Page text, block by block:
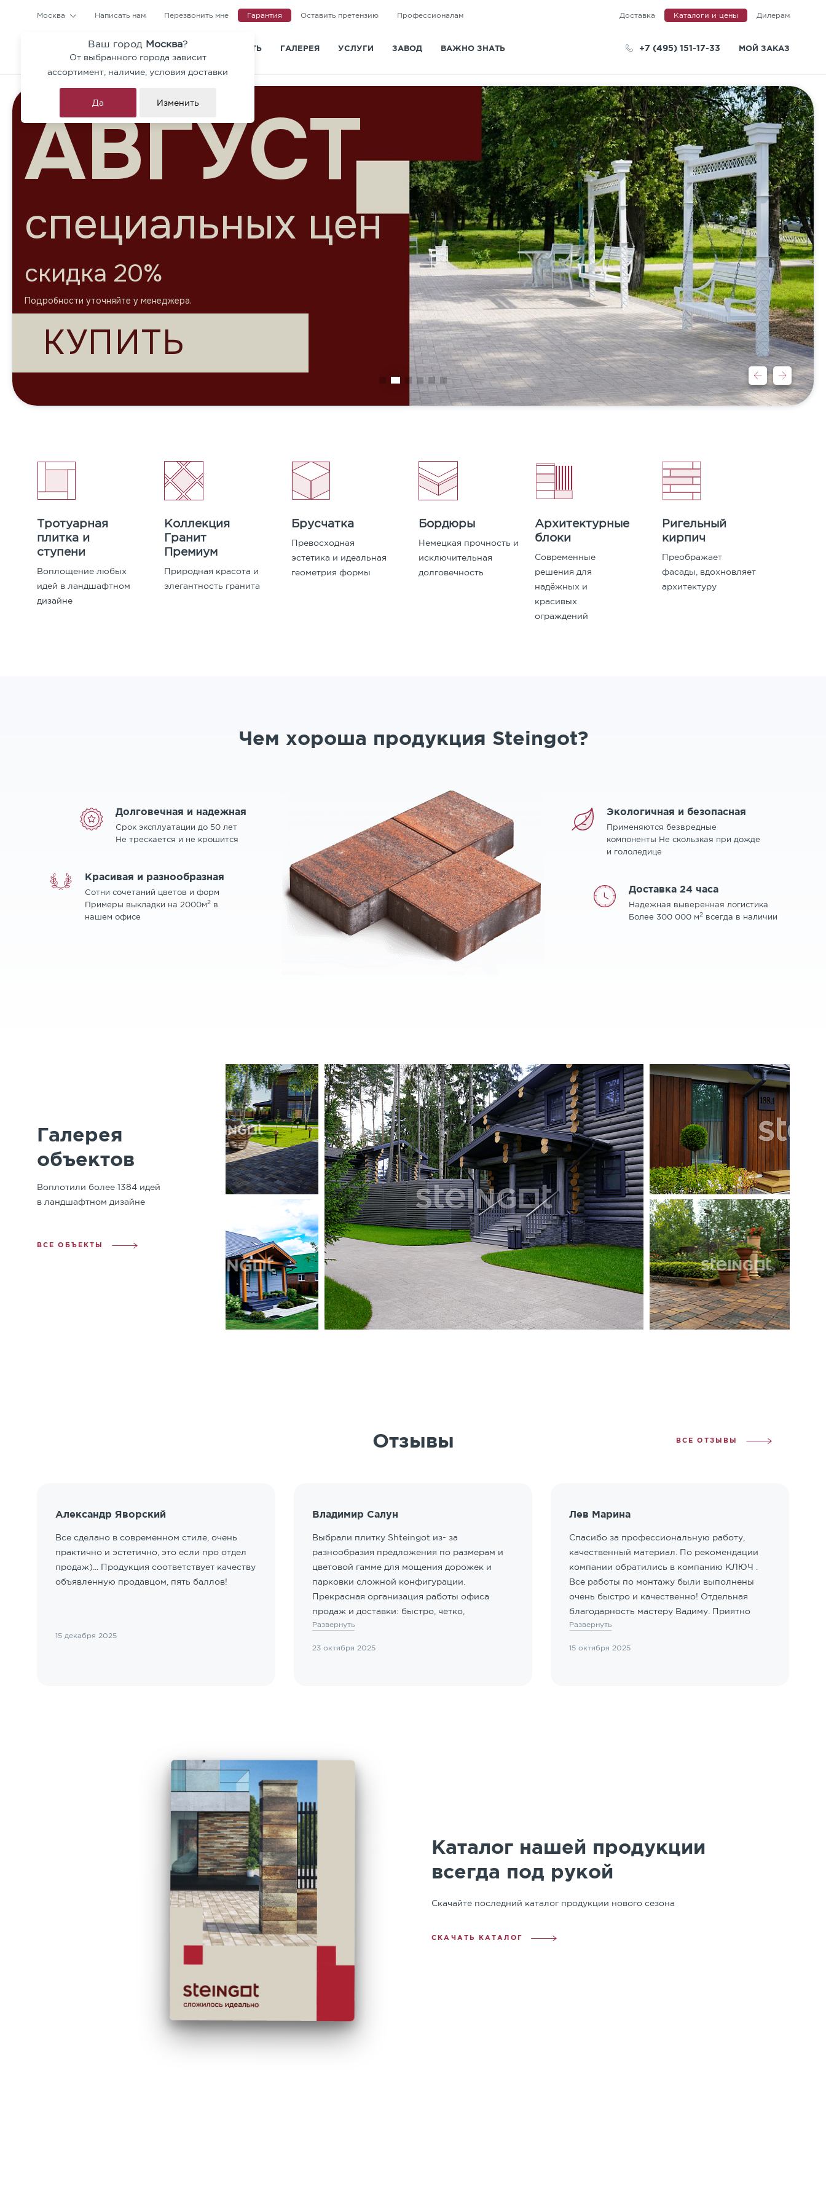
Ваш город Москва?
От выбранного города зависит
ассортимент, наличие, условия доставки
Да Изменить
Москва Написать нам Перезвонить мне Гарантия Оставить претензию Профессионалам Доставка Каталоги и цены Дилерам
КАТАЛОГ
Тротуарная плитка и ступени
Коллекция Гранит Премиум
Брусчатка
Архитектурные блоки
ГДЕ КУПИТЬ ГАЛЕРЕЯ УСЛУГИ
Дизайн-проект мощения
ЗАВОД
Политика конфиденциальности
Контакты
Санкт-Петербург
Казань
Карта сайта
ВАЖНО ЗНАТЬ
Вопросы и ответы
Информация для покупателей
ГОСТ и СТО
+7 (495) 151-17-33 МОЙ ЗАКАЗ
СКИДКА
до 30% на моноцвета
Тротуарная
плитка и
ступени
Воплощение любых
идей в ландшафтном
дизайне
Коллекция
Гранит
Премиум
Природная красота и
элегантность гранита
Брусчатка
Превосходная
эстетика и идеальная
геометрия формы
Бордюры
Немецкая прочность и
исключительная
долговечность
Архитектурные
блоки
Современные
решения для
надёжных и
красивых
ограждений
Ригельный
кирпич
Преображает
фасады, вдохновляет
архитектуру
Чем хороша продукция Steingot?
Долговечная и надежная
Срок эксплуатации до 50 лет
Не трескается и не крошится
Красивая и разнообразная
Сотни сочетаний цветов и форм
Примеры выкладки на 2000м2в
нашем офисе
Экологичная и безопасная
Применяются безвредные
компоненты Не скользкая при дожде
и гололедице
Доставка 24 часа
Надежная выверенная логистика
Более 300 000 м2всегда в наличии
Галерея
объектов
Воплотили более 1384 идей
в ландшафтном дизайне
ВСЕ ОБЪЕКТЫ
Отзывы ВСЕ ОТЗЫВЫ
Александр Яворский
Все сделано в современном стиле, очень
практично и эстетично, это если про отдел
продаж)... Продукция соответствует качеству
объявленную продавцом, пять баллов!
15 декабря 2025
Владимир Салун
Выбрали плитку Shteingot из- за
разнообразия предложения по размерам и
цветовой гамме для мощения дорожек и
парковки сложной конфигурации.
Прекрасная организация работы офиса
продаж и доставки: быстро, четко,
клиентоориентированные сотрудники.
Марии Юрьевне. Таким людям можно
Развернуть
23 октября 2025
Лев Марина
Спасибо за профессиональную работу,
качественный материал. По рекомендации
компании обратились в компанию КЛЮЧ .
Все работы по монтажу были выполнены
очень быстро и качественно! Отдельная
благодарность мастеру Вадиму. Приятно
иметь дело с профессионалами!
Развернуть
15 октября 2025
Каталог нашей продукции
всегда под рукой
Скачайте последний каталог продукции нового сезона
СКАЧАТЬ КАТАЛОГ